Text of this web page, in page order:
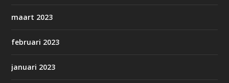
maart 2023
februari 2023
januari 2023